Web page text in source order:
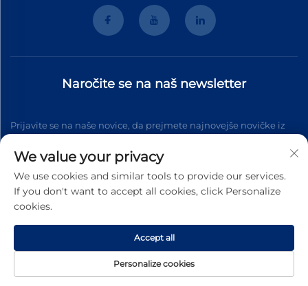
Naročite se na naš newsletter
Prijavite se na naše novice, da prejmete najnovejše novičke iz
Naročite se
Avtorske pravice © 2025 Wenzhou Tyhe Motor Co.,ltd. Vse pravice
We value your privacy
We use cookies and similar tools to provide our services.
If you don't want to accept all cookies, click Personalize
cookies.
Personalize cookies
Accept all